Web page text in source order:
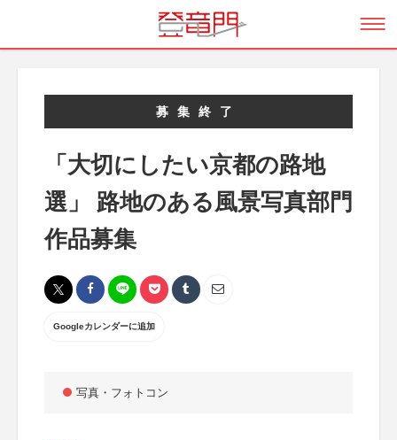
募集終了
「大切にしたい京都の路地
選」 路地のある風景写真部門
作品募集
Googleカレンダーに追加
写真・フォトコン